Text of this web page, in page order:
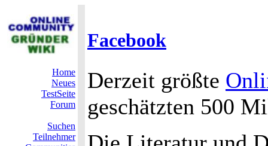
Facebook
Home
Neues
TestSeite
Forum
Suchen
Teilnehmer
Derzeit größte
geschätzten 500